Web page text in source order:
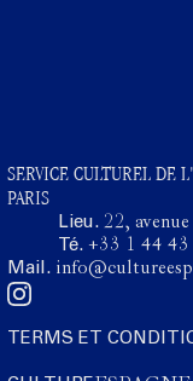
SERVICE CULTUREL DE
PARIS
Lieu. 22,
Té. +33 1 44 43
Mail.
TERMS ET